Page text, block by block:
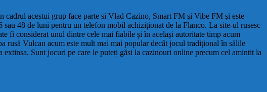
acestui grup face parte si Vlad Cazino, Smart FM şi Vibe FM şi este
48 de luni pentru un telefon mobil achiziționat de la Flanco. La site-ul rusesc
fi considerat unul dintre cele mai fiabile și în același autoritate timp acum
rusă Vulcan acum este mult mai mai popular decât jocul tradițional în sălile
Sunt jocuri pe care le puteți găsi la cazinouri online precum cel amintit la